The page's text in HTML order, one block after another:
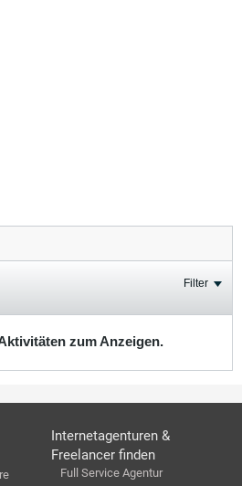
Filter
zum Anzeigen.
Internetagenturen &
Freelancer finden
Full Service Agentur